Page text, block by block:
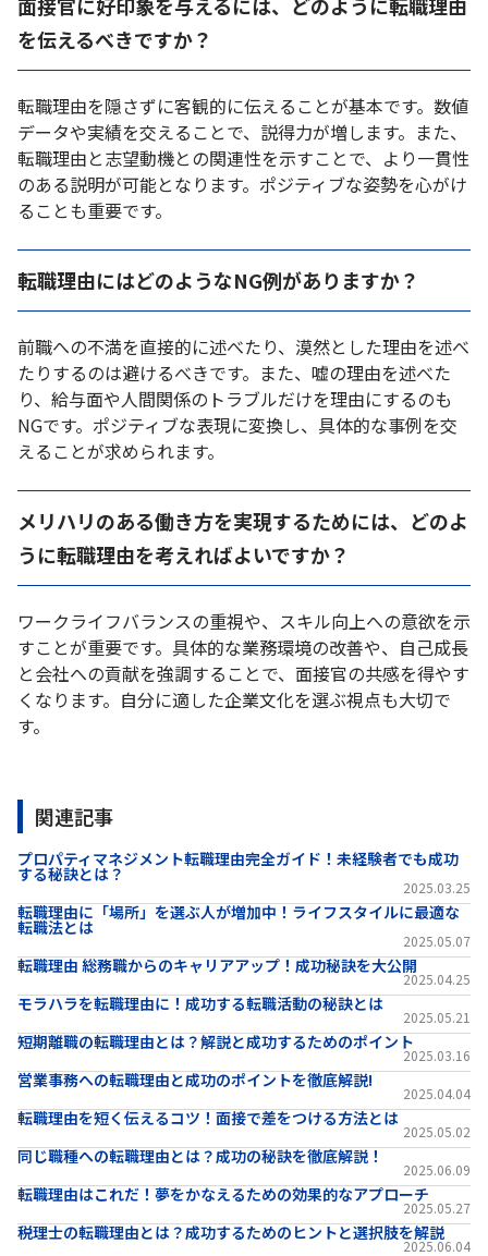
を伝えるべきですか？
転職理由を隠さずに客観的に伝えることが基本です。数値
データや実績を交えることで、説得力が増します。また、
転職理由と志望動機との関連性を示すことで、より一貫性
のある説明が可能となります。ポジティブな姿勢を心がけ
ることも重要です。
転職理由にはどのようなNG例がありますか？
前職への不満を直接的に述べたり、漠然とした理由を述べ
たりするのは避けるべきです。また、嘘の理由を述べた
り、給与面や人間関係のトラブルだけを理由にするのも
NGです。ポジティブな表現に変換し、具体的な事例を交
えることが求められます。
メリハリのある働き方を実現するためには、どのよ
うに転職理由を考えればよいですか？
ワークライフバランスの重視や、スキル向上への意欲を示
すことが重要です。具体的な業務環境の改善や、自己成長
と会社への貢献を強調することで、面接官の共感を得やす
くなります。自分に適した企業文化を選ぶ視点も大切で
す。
関連記事
プロパティマネジメント転職理由完全ガイド！未経験者でも成功
する秘訣とは？
2025.03.25
転職理由に「場所」を選ぶ人が増加中！ライフスタイルに最適な
転職法とは
2025.05.07
転職理由 総務職からのキャリアアップ！成功秘訣を大公開
2025.04.25
モラハラを転職理由に！成功する転職活動の秘訣とは
2025.05.21
短期離職の転職理由とは？解説と成功するためのポイント
2025.03.16
営業事務への転職理由と成功のポイントを徹底解説!
2025.04.04
転職理由を短く伝えるコツ！面接で差をつける方法とは
2025.05.02
同じ職種への転職理由とは？成功の秘訣を徹底解説！
2025.06.09
転職理由はこれだ！夢をかなえるための効果的なアプローチ
2025.05.27
税理士の転職理由とは？成功するためのヒントと選択肢を解説
2025.06.04